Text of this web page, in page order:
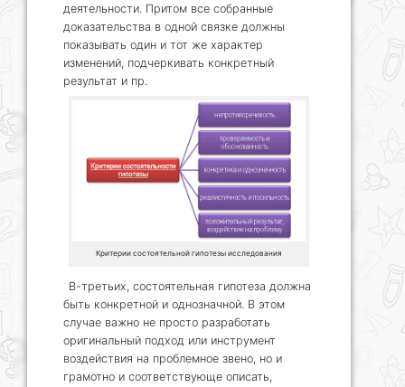
деятельности. Притом все собранные
доказательства в одной связке должны
показывать один и тот же характер
изменений, подчеркивать конкретный
результат и пр.
Критерии состоятельной гипотезы исследования
В-третьих, состоятельная гипотеза должна
быть конкретной и однозначной. В этом
случае важно не просто разработать
оригинальный подход или инструмент
воздействия на проблемное звено, но и
грамотно и соответствующе описать,